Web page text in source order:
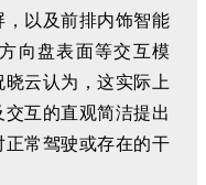
以及前排内饰智能
向盘表面等交互模
云认为，这实际上
互的直观简洁提出
常驾驶或存在的干